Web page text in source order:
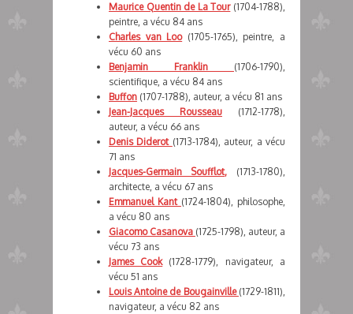
Maurice Quentin de La Tour(1704-1788),
peintre, a vécu 84 ans
Charles van Loo(1705-1765), peintre, a
vécu 60 ans
Benjamin Franklin (1706-1790),
scientifique, a vécu 84 ans
Buffon(1707-1788), auteur, a vécu 81 ans
Jean-Jacques Rousseau(1712-1778),
auteur, a vécu 66 ans
Denis Diderot (1713-1784), auteur, a vécu
71 ans
Jacques-Germain Soufflot, (1713-1780),
architecte, a vécu 67 ans
Emmanuel Kant (1724-1804), philosophe,
a vécu 80 ans
Giacomo Casanova (1725-1798), auteur, a
vécu 73 ans
James Cook(1728-1779), navigateur, a
vécu 51 ans
Louis Antoine de Bougainville (1729-1811),
navigateur, a vécu 82 ans